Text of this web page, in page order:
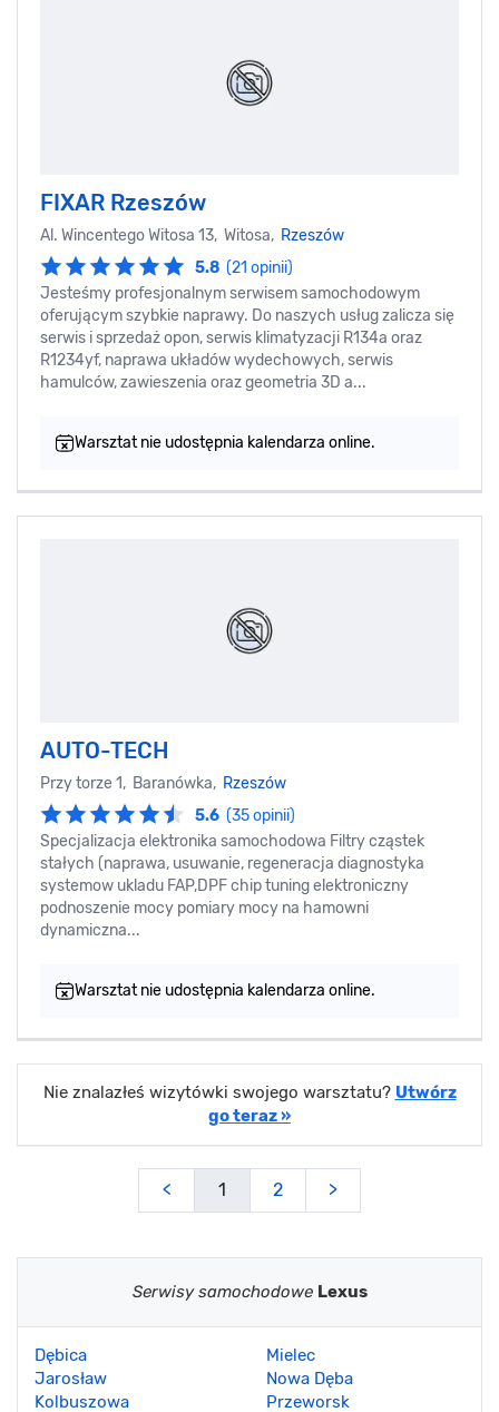
FIXAR Rzeszów
Al. Wincentego Witosa 13, Witosa, Rzeszów
5.8 (21 opinii)
Jesteśmy profesjonalnym serwisem samochodowym
oferującym szybkie naprawy. Do naszych usług zalicza się
serwis i sprzedaż opon, serwis klimatyzacji R134a oraz
R1234yf, naprawa układów wydechowych, serwis
hamulców, zawieszenia oraz geometria 3D a...
Warsztat nie udostępnia kalendarza online.
AUTO-TECH
Przy torze 1, Baranówka, Rzeszów
5.6 (35 opinii)
Specjalizacja elektronika samochodowa Filtry cząstek
stałych (naprawa, usuwanie, regeneracja diagnostyka
systemow ukladu FAP,DPF chip tuning elektroniczny
podnoszenie mocy pomiary mocy na hamowni
dynamiczna...
Warsztat nie udostępnia kalendarza online.
Nie znalazłeś wizytówki swojego warsztatu? Utwórz
go teraz »
< 1 2 >
Serwisy samochodowe Lexus
Dębica
Jarosław
Kolbuszowa
Mielec
Nowa Dęba
Przeworsk